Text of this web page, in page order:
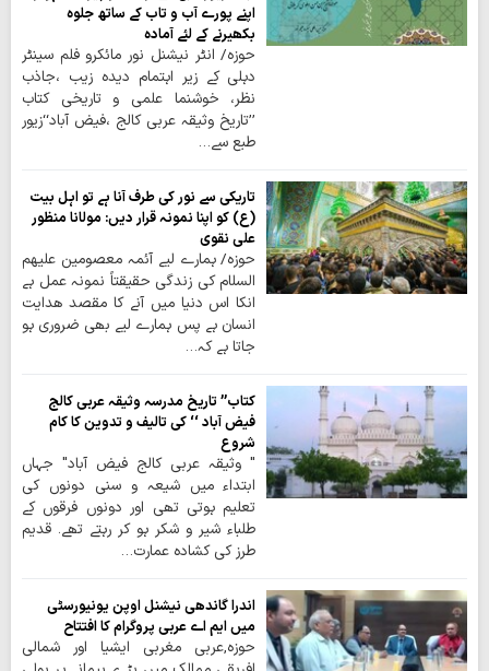
اپنے پورے آب و تاب کے ساتھ جلوہ
بکھیرنے کے لئے آمادہ
حوزہ/ انٹر نیشنل نور مائکرو فلم سینٹر
دہلی کے زیر اہتمام دیدہ زیب ،جاذب
نظر، خوشنما علمی و تاریخی کتاب
’’تاریخ وثیقہ عربی کالج ،فیض آباد‘‘زیور
طبع سے…
تاریکی سے نور کی طرف آنا ہے تو اہل بیت
(ع) کو اپنا نمونہ قرار دیں: مولانا منظور
علی نقوی
حوزہ/ ہمارے لیے آئمہ معصومین علیهم
السلام کی زندگی حقیقتاً نمونہ عمل ہے
انکا اس دنیا میں آنے کا مقصد ھدایت
انسان ہے پس ہمارے لیے بھی ضروری ہو
جاتا ہے کہ…
کتاب’’ تاریخ مدرسہ وثیقہ عربی کالج
فیض آباد ‘‘ کی تالیف و تدوین کا کام
شروع
" وثیقہ عربی کالج فیض آباد" جہاں
ابتداء میں شیعہ و سنی دونوں کی
تعلیم ہوتی تھی اور دونوں فرقوں کے
طلباء شیر و شکر ہو کر رہتے تھے۔ قدیم
طرز کی کشادہ عمارت…
اندرا گاندھی نیشنل اوپن یونیورسٹی
میں ایم اے عربی پروگرام کا افتتاح
حوزہ,عربی مغربی ایشیا اور شمالی